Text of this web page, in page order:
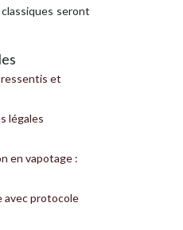
seront
et
légales
en vapotage :
avec protocole